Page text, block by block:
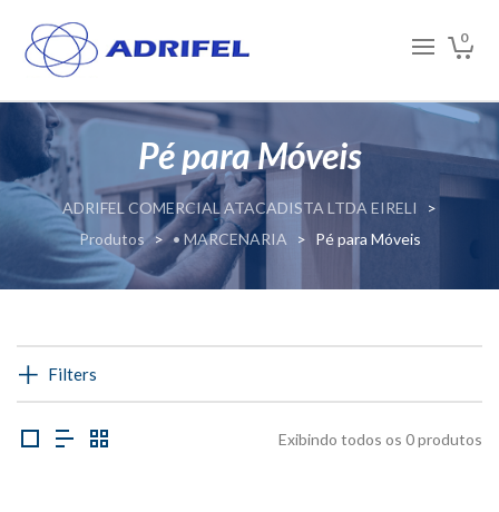
0
Pé para Móveis
ADRIFEL COMERCIAL ATACADISTA LTDA EIRELI
>
Produtos > • MARCENARIA > Pé para Móveis
Filters
Exibindo todos os 0 produtos